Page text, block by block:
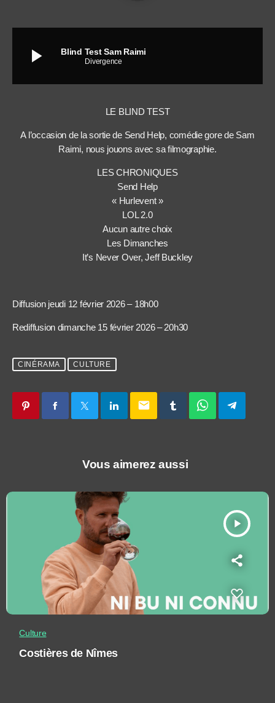
play_arrow Blind Test Sam Raimi
Divergence
LE BLIND TEST
A l’occasion de la sortie de Send Help, comédie gore de Sam
Raimi, nous jouons avec sa filmographie.
LES CHRONIQUES
Send Help
« Hurlevent »
LOL 2.0
Aucun autre choix
Les Dimanches
It’s Never Over, Jeff Buckley
Diffusion jeudi 12 février 2026 – 18h00
Rediffusion dimanche 15 février 2026 – 20h30
CINÉRAMA CULTURE
email
Vous aimerez aussi
play_arrow
Culture
Costières de Nîmes